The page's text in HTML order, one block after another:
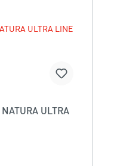
ULTRA